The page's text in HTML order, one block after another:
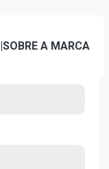
|SOBRE A MARCA